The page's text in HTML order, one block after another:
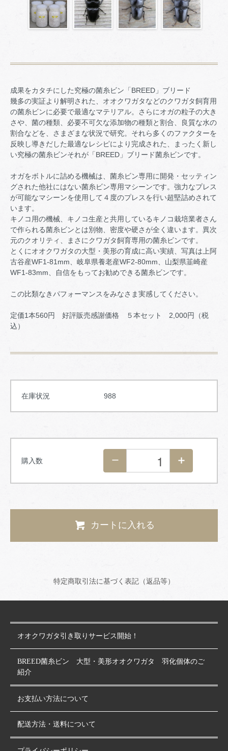
成果をカタチにした究極の菌糸ビン「BREED」ブリード
幾多の実証より解明された、オオクワガタなどのクワガタ飼育用
の菌糸ビンに必要で最適なマテリアル。さらにオガの粒子の大き
さや、菌の種類、必要不可欠な添加物の種類と割合、良質な水の
割合などを、さまざまな状況で研究。それら多くのファクターを
反映し導きだした最適なレシピにより完成された、まったく新し
い究極の菌糸ビンそれが「BREED」ブリード菌糸ビンです。
オガをボトルに詰める機械は、菌糸ビン専用に開発・セッティン
グされた他社にはない菌糸ビン専用マシーンです。強力なプレス
が可能なマシーンを使用して４度のプレスを行い超堅詰めされて
います。
キノコ用の機械、キノコ生産と共用しているキノコ栽培業者さん
で作られる菌糸ビンとは別物、密度や硬さが全く違います。異次
元のクオリティ、まさにクワガタ飼育専用の菌糸ビンです。
とくにオオクワガタの大型・美形の育成に高い実績、写真は上阿
古谷産WF1-81mm、岐阜県養老産WF2-80mm、山梨県韮崎産
WF1-83mm、自信をもってお勧めできる菌糸ビンです。
この比類なきパフォーマンスをみなさま実感してください。
定価1本560円 好評販売感謝価格 ５本セット 2,000円（税
込）
在庫状況 988
購入数
カートに入れる
特定商取引法に基づく表記（返品等）
オオクワガタ引き取りサービス開始！
BREED菌糸ビン 大型・美形オオクワガタ 羽化個体のご
紹介
お支払い方法について
配送方法・送料について